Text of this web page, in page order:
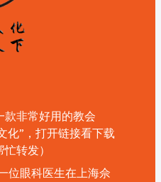
款非常好用的教会
化”，打开链接看下载
转发）
位眼科医生在上海佘